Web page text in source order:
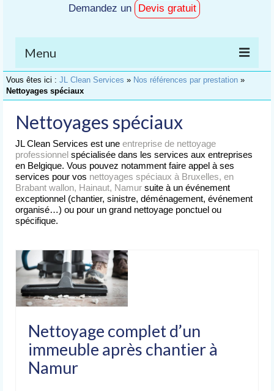
Demandez un Devis gratuit
Menu
Accueil
de Bureaux
Nettoyage
d’Immeubles
Nettoyage
de Commerces
Lavage
Nettoyages
spéciaux
Nettoyage après chantier
Nettoyage après déménagement
Nettoyage après événement
Vous êtes ici : JL Clean Services » Nos références par prestation »
Nettoyages spéciaux
Nettoyages spéciaux
JL Clean Services est une entreprise de nettoyage
professionnel spécialisée dans les services aux entreprises
en Belgique. Vous pouvez notamment faire appel à ses
services pour vos nettoyages spéciaux à Bruxelles, en
Brabant wallon, Hainaut, Namur suite à un événement
exceptionnel (chantier, sinistre, déménagement, événement
organisé…) ou pour un grand nettoyage ponctuel ou
spécifique.
Nettoyage complet d’un
immeuble après chantier à
Namur